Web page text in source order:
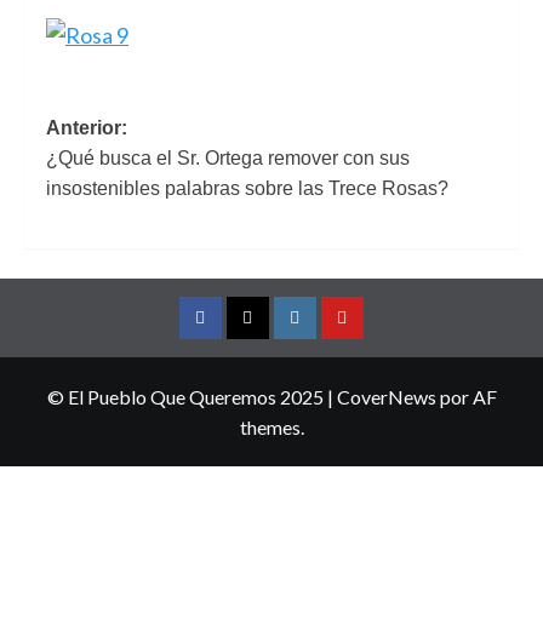
Navegación
de
entradas
Anterior:
¿Qué busca el Sr. Ortega remover con sus
insostenibles palabras sobre las Trece Rosas?
FacebookTwitterInstagramYouTube
© El Pueblo Que Queremos 2025 | CoverNews por AF
themes.